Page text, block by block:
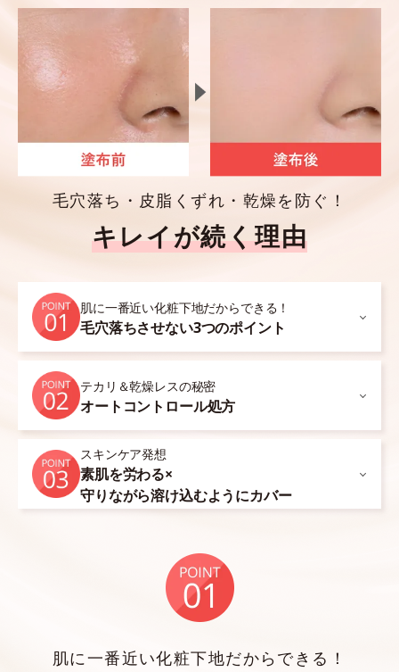
毛穴落ち・皮脂くずれ・乾燥を防ぐ！
キレイが続く理由
肌に一番近い化粧下地だからできる！
毛穴落ちさせない3つのポイント
テカリ＆乾燥レスの秘密
オートコントロール処方
スキンケア発想
素肌を労わる×
守りながら溶け込むようにカバー
肌に一番近い化粧下地だからできる！